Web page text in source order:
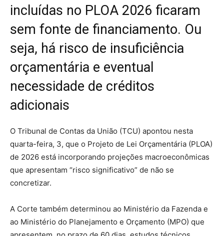
incluídas no PLOA 2026 ficaram
sem fonte de financiamento. Ou
seja, há risco de insuficiência
orçamentária e eventual
necessidade de créditos
adicionais
O Tribunal de Contas da União (TCU) apontou nesta
quarta-feira, 3, que o Projeto de Lei Orçamentária (PLOA)
de 2026 está incorporando projeções macroeconômicas
que apresentam “risco significativo” de não se
concretizar.
A Corte também determinou ao Ministério da Fazenda e
ao Ministério do Planejamento e Orçamento (MPO) que